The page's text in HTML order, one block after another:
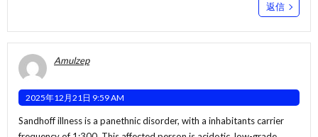
返信
Amulzep
2025年12月21日 9:59 AM
Sandhoff illness is a panethnic disorder, with a inhabitants carrier